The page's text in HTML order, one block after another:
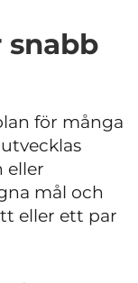
snabb
för många
eller
mål och
eller ett par